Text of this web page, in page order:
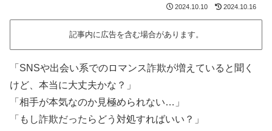
2024.10.10 2024.10.16
記事内に広告を含む場合があります。
「SNSや出会い系でのロマンス詐欺が増えていると聞く
けど、本当に大丈夫かな？」
「相手が本気なのか見極められない…」
「もし詐欺だったらどう対処すればいい？」